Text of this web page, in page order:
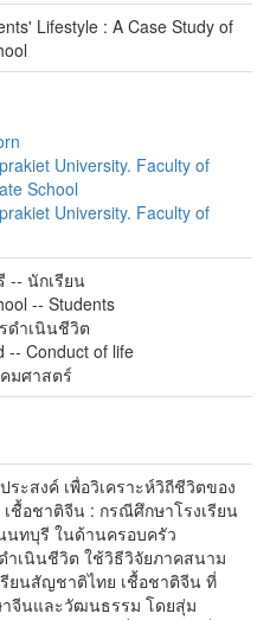
Lifestyle : A Case Study of
University. Faculty of
School
University. Faculty of
-- นักเรียน
-- Students
ดำเนินชีวิต
-- Conduct of life
มศาสตร์
ระสงค์ เพื่อวิเคราะห์วิถีชีวิตของ
ชื้อชาติจีน : กรณีศึกษาโรงเรียน
ทบุรี ในด้านครอบครัว
เนินชีวิต ใช้วิธีวิจัยภาคสนาม
รียนสัญชาติไทย เชื้อชาติจีน ที่
าจีนและวัฒนธรรม โดยสุ่ม